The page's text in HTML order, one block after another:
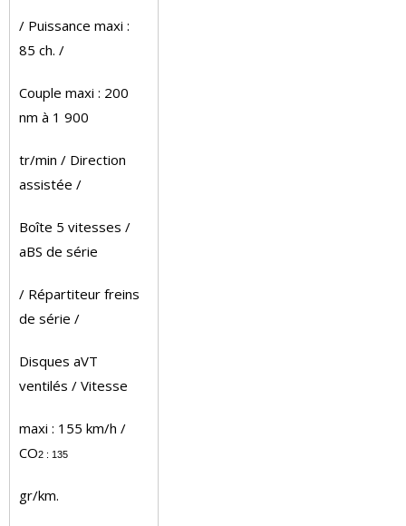
/ Puissance maxi :
85 ch. /
Couple maxi : 200
nm à 1 900
tr/min / Direction
assistée /
Boîte 5 vitesses /
aBS de série
/ Répartiteur freins
de série /
Disques aVT
ventilés / Vitesse
maxi : 155 km/h /
CO2 : 135
gr/km.